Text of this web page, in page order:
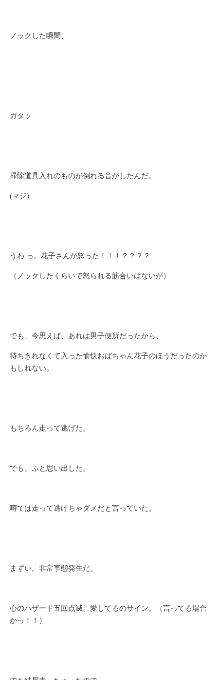
ノックした瞬間、
ガタッ
掃除道具入れのものが倒れる音がしたんだ。
(マジ)
うわ っ。花子さんが怒った！！！？？？？
（ノックしたくらいで怒られる筋合いはないが）
でも、今思えば、あれは男子便所だったから、
待ちきれなくて入った愉快おばちゃん花子のほうだったのか
もしれない。
もちろん走って逃げた。
でも、ふと思い出した。
噂では走って逃げちゃダメだと言っていた。
まずい。非常事態発生だ。
心のハザード五回点滅。愛してるのサイン。（言ってる場合
かっ！！）